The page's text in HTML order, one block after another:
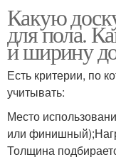
Какую
для пола.
и ширину
Есть критерии, по
учитывать:
Место
или
Толщина